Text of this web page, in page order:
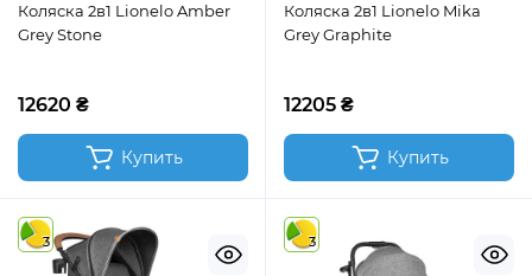
Коляска 2в1 Lionelo Amber
Grey Stone
12620 ₴
Купить
Коляска 2в1 Lionelo Mika
Grey Graphite
12205 ₴
Купить
3 3